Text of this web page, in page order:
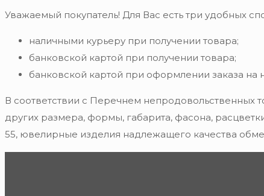
Уважаемый покупатель! Для Вас есть три удобных
наличными курьеру при получении товара;
банковской картой при получении товара;
банковской картой при оформлении заказа на
В соответствии с Перечнем непродовольственных
других размера, формы, габарита, фасона,
55, ювелирные изделия надлежащего качества